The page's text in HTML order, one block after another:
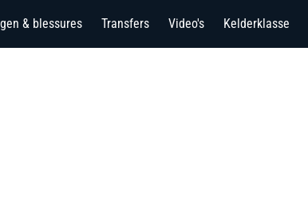
& blessures Transfers Video's Kelderklasse